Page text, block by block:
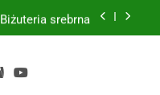
Biżuteria srebrna